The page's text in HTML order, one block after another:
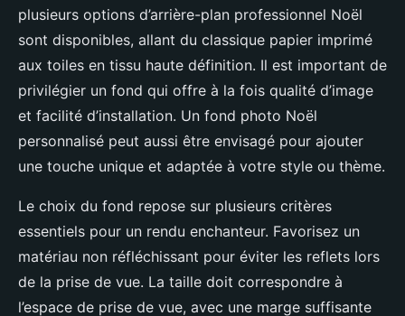
plusieurs options d’arrière-plan professionnel Noël
sont disponibles, allant du classique papier imprimé
aux toiles en tissu haute définition. Il est important de
privilégier un fond qui offre à la fois qualité d’image
et facilité d’installation. Un fond photo Noël
personnalisé peut aussi être envisagé pour ajouter
une touche unique et adaptée à votre style ou thème.
Le choix du fond repose sur plusieurs critères
essentiels pour un rendu enchanteur. Favorisez un
matériau non réfléchissant pour éviter les reflets lors
de la prise de vue. La taille doit correspondre à
l’espace de prise de vue, avec une marge suffisante